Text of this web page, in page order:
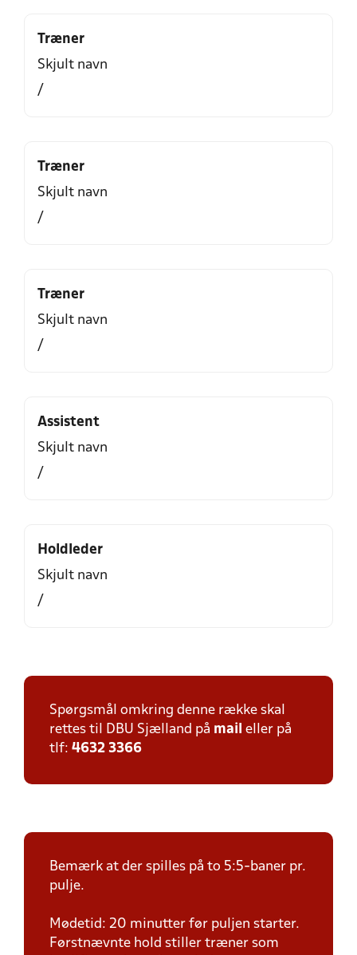
Træner
Skjult navn
/
Træner
Skjult navn
/
Træner
Skjult navn
/
Assistent
Skjult navn
/
Holdleder
Skjult navn
/
Spørgsmål omkring denne række skal
rettes til DBU Sjælland på mail eller på
tlf: 4632 3366
Bemærk at der spilles på to 5:5-baner pr.
pulje.
Mødetid: 20 minutter før puljen starter.
Førstnævnte hold stiller træner som